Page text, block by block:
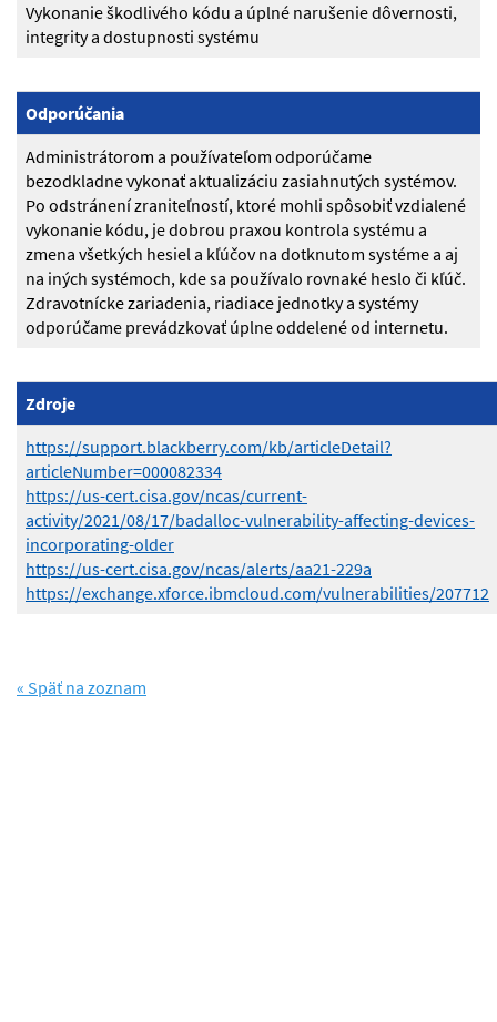
Vykonanie škodlivého kódu a úplné narušenie dôvernosti,
integrity a dostupnosti systému
Odporúčania
Administrátorom a používateľom odporúčame
bezodkladne vykonať aktualizáciu zasiahnutých systémov.
Po odstránení zraniteľností, ktoré mohli spôsobiť vzdialené
vykonanie kódu, je dobrou praxou kontrola systému a
zmena všetkých hesiel a kľúčov na dotknutom systéme a aj
na iných systémoch, kde sa používalo rovnaké heslo či kľúč.
Zdravotnícke zariadenia, riadiace jednotky a systémy
odporúčame prevádzkovať úplne oddelené od internetu.
Zdroje
https://support.blackberry.com/kb/articleDetail?
articleNumber=000082334
https://us-cert.cisa.gov/ncas/current-
activity/2021/08/17/badalloc-vulnerability-affecting-devices-
incorporating-older
https://us-cert.cisa.gov/ncas/alerts/aa21-229a
https://exchange.xforce.ibmcloud.com/vulnerabilities/207712
« Späť na zoznam